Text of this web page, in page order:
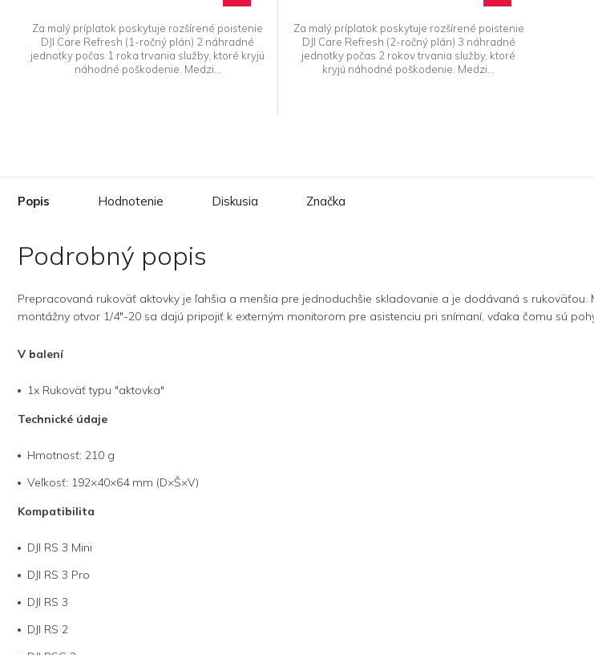
Za malý príplatok poskytuje rozšírené poistenie
DJI Care Refresh (1-ročný plán) 2 náhradné
jednotky počas 1 roka trvania služby, ktoré kryjú
náhodné poškodenie. Medzi...
Za malý príplatok poskytuje rozšírené poistenie
DJI Care Refresh (2-ročný plán) 3 náhradné
jednotky počas 2 rokov trvania služby, ktoré
kryjú náhodné poškodenie. Medzi...
Popis Hodnotenie Diskusia Značka
Podrobný popis
Prepracovaná rukoväť aktovky je ľahšia a menšia pre jednoduchšie skladovanie a je dodávaná s
montážny otvor 1/4"-20 sa dajú pripojiť k externým monitorom pre asistenciu pri snímaní, vďaka čomu sú
V balení
1x Rukoväť typu "aktovka"
Technické údaje
Hmotnosť: 210 g
Veľkosť: 192×40×64 mm (D×Š×V)
Kompatibilita
DJI RS 3 Mini
DJI RS 3 Pro
DJI RS 3
DJI RS 2